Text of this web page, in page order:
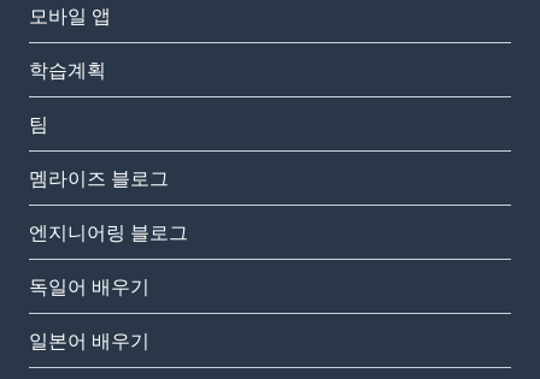
모바일 앱
학습계획
팀
멤라이즈 블로그
엔지니어링 블로그
독일어 배우기
일본어 배우기